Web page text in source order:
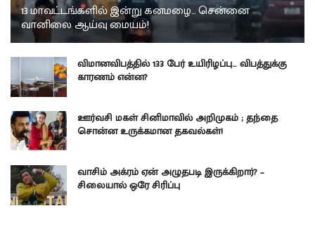
13 மாவட்டங்களில் இன்று கனமழை… சென்னை
வானிலை ஆய்வு மையம்!
விமானவிபத்தில் 133 பேர் உயிரிழப்பு… விபத்துக்கு
காரணம் என்ன?
ஊர்வசி மகள் சினிமாவில் அறிமுகம் ; தந்தை
சொன்ன உருக்கமான தகவல்கள்!
வாசிம் அக்ரம் ஏன் அழுதபடி இருக்கிறார்? –
சிலையால் ஒரே சிரிப்பு